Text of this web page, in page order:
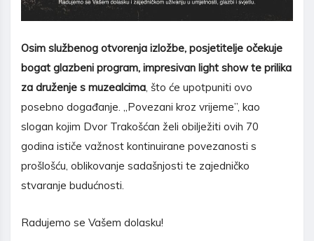
Osim službenog otvorenja izložbe, posjetitelje očekuje
bogat glazbeni program, impresivan light show te prilika
za druženje s muzealcima, što će upotpuniti ovo
posebno događanje. „Povezani kroz vrijeme”, kao
slogan kojim Dvor Trakošćan želi obilježiti ovih 70
godina ističe važnost kontinuirane povezanosti s
prošlošću, oblikovanje sadašnjosti te zajedničko
stvaranje budućnosti.
Radujemo se Vašem dolasku!